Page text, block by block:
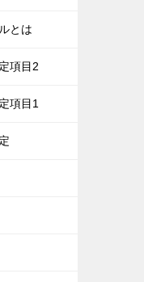
とは
項目2
項目1